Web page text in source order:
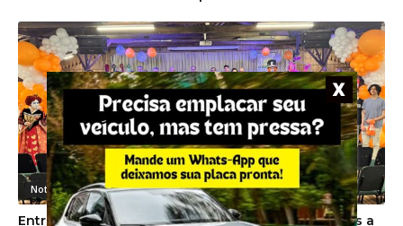
Noticias Gerais
Entre cartas e escolhas, Unibave dá as boas-vindas a